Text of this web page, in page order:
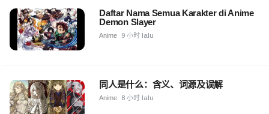
Daftar Nama Semua Karakter di Anime
Demon Slayer
Anime 9 小时 lalu
同人是什么：含义、词源及误解
Anime 8 小时 lalu